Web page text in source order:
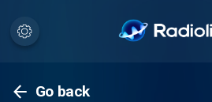
Go back